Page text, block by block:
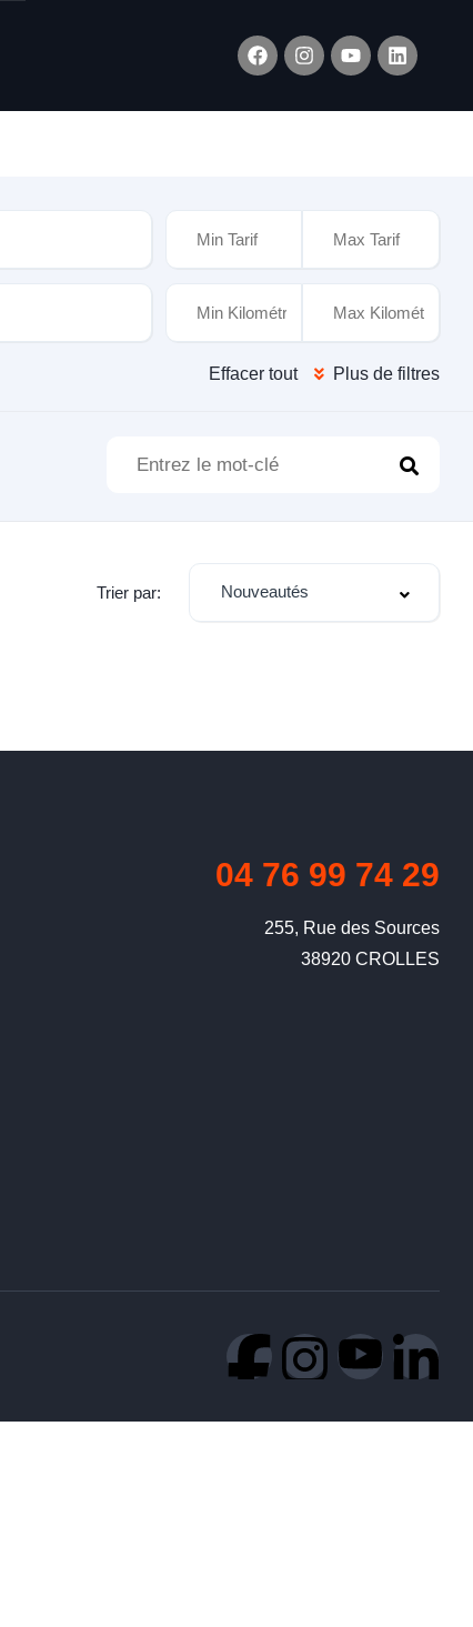
Effacer tout Plus de filtres
Trier par: Nouveautés
04 76 99 74 29
255, Rue des Sources
38920 CROLLES